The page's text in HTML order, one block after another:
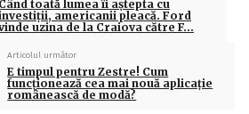
toată lumea îi aştepta cu
americanii pleacă. Ford
uzina de la Craiova către F…
Articolul următor
E timpul pentru Zestre! Cum
funcționează cea mai nouă aplicație
românească de modă?